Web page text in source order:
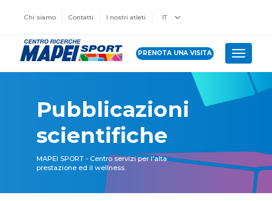
Chi siamo Contatti I nostri atleti IT
PRENOTA UNA VISITA Toggle
Pubblicazioni
scientifiche
MAPEI SPORT - Centro servizi per l'alta
prestazione ed il wellness.